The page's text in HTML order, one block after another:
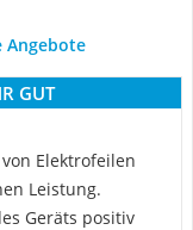
Angebote
GUT
Elektrofeilen
Leistung.
Geräts positiv